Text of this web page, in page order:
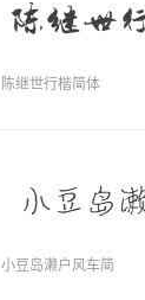
陈继世行楷简体
小豆岛濑户风车简